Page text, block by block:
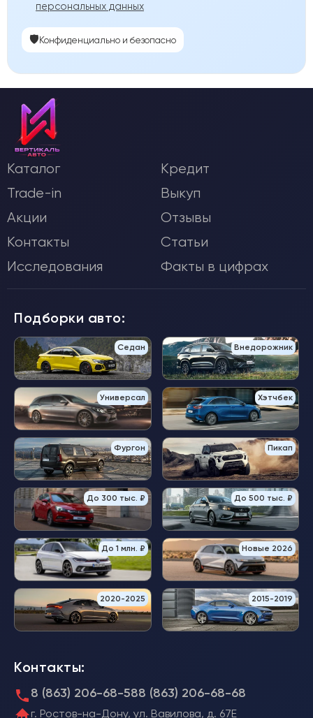
персональных данных
🛡️Конфиденциально и безопасно
Каталог
Кредит
Trade-in
Выкуп
Акции
Отзывы
Контакты
Статьи
Исследования
Факты в цифрах
Подборки авто:
Седан Внедорожник
Универсал Хэтчбек
Фургон Пикап
До 300 тыс. ₽ До 500 тыс. ₽
До 1 млн. ₽ Новые 2026
2020-2025 2015-2019
Контакты:
8 (863) 206-68-588 (863) 206-68-68
г. Ростов-на-Дону, ул. Вавилова, д. 67Е